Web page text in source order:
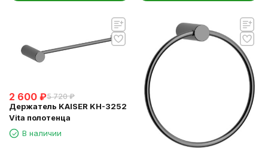
2 600 ₽5 720 ₽
Держатель KAISER KH-3252
Vita полотенцa
В наличии